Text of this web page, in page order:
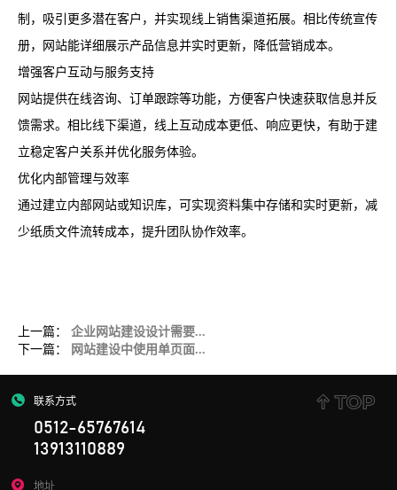
制，吸引更多潜在客户，并实现线上销售渠道拓展。相比传统宣传
册，网站能详细展示产品信息并实时更新，降低营销成本。
增强客户互动与服务支持
网站提供在线咨询、订单跟踪等功能，方便客户快速获取信息并反
馈需求。相比线下渠道，线上互动成本更低、响应更快，有助于建
立稳定客户关系并优化服务体验。
优化内部管理与效率
通过建立内部网站或知识库，可实现资料集中存储和实时更新，减
少纸质文件流转成本，提升团队协作效率。
上一篇：
企业网站建设设计需要...
下一篇：
网站建设中使用单页面...
联系方式
0512-65767614
13913110889
地址